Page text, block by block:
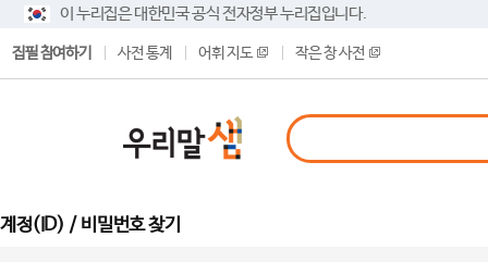
이 누리집은 대한민국 공식 전자정부 누리집입니다.
집필 참여하기 사전 통계 어휘 지도 작은 창 사전
계정(ID) / 비밀번호 찾기